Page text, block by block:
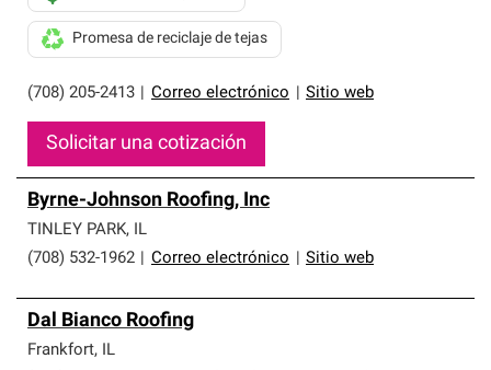
(708) 205-2413 Correo electrónico Sitio web
Promesa de reciclaje de tejas
Solicitar una cotización
Byrne-Johnson Roofing, Inc
TINLEY PARK, IL
(708) 532-1962
Correo electrónico Sitio web
Dal Bianco Roofing
Frankfort, IL